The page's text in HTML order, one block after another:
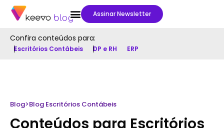
Assinar Newsletter
Confira conteúdos para:
Escritórios Contábeis DP e RH ERP
Blog>Blog Escritórios Contábeis
Conteúdos para Escritórios